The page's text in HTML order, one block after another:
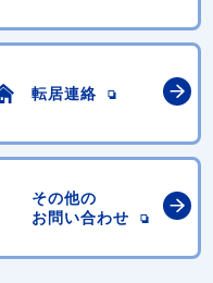
転居連絡
その他の
お問い合わせ